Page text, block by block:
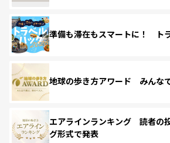
準備も滞在もスマートに！ ト
地球の歩き方アワード みんな
エアラインランキング 読者の
グ形式で発表